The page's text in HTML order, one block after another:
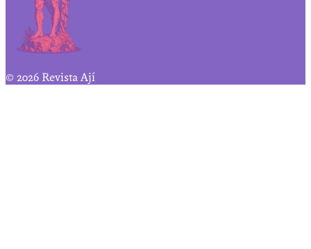
© 2026 Revista Ají